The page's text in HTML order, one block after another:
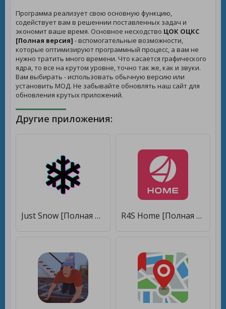
Программа реализует свою основную функцию,
содействует вам в решеннии поставленных задач и
экономит ваше время. Основное несходство ЦОК ОЦКС
[Полная версия] - вспомогательные возможности,
которые оптимизируют программный процесс, а вам не
нужно тратить много времени. Что касается графического
ядра, то все на крутом уровне, точно так же, как и звуки.
Вам выбирать - использовать обычную версию или
установить МОД. Не забывайте обновлять наш сайт для
обновления крутых приложений.
Другие приложения:
Just Snow [Полная версия] R4S Home [Полная версия]